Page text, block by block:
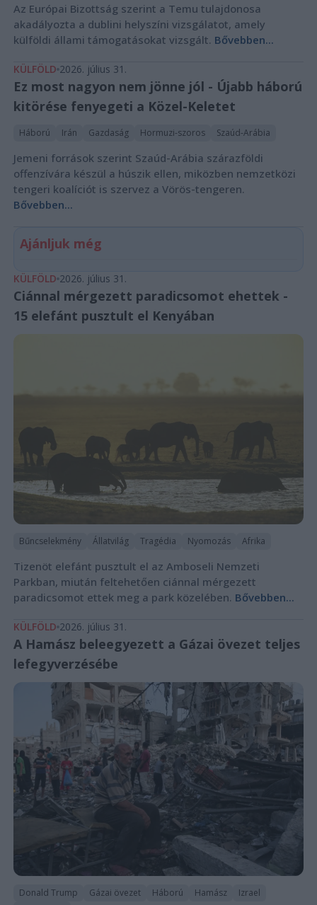
Az Európai Bizottság szerint a Temu tulajdonosa
akadályozta a dublini helyszíni vizsgálatot, amely
külföldi állami támogatásokat vizsgált. Bővebben...
KÜLFÖLD 2026. július 31.
Ez most nagyon nem jönne jól - Újabb háború
kitörése fenyegeti a Közel-Keletet
Háború Irán Gazdaság Hormuzi-szoros Szaúd-Arábia
Jemeni források szerint Szaúd-Arábia szárazföldi
offenzívára készül a húszik ellen, miközben nemzetközi
tengeri koalíciót is szervez a Vörös-tengeren.
Bővebben...
Ajánljuk még
KÜLFÖLD 2026. július 31.
Ciánnal mérgezett paradicsomot ehettek -
15 elefánt pusztult el Kenyában
Bűncselekmény Állatvilág Tragédia Nyomozás Afrika
Tizenöt elefánt pusztult el az Amboseli Nemzeti
Parkban, miután feltehetően ciánnal mérgezett
paradicsomot ettek meg a park közelében. Bővebben...
KÜLFÖLD 2026. július 31.
A Hamász beleegyezett a Gázai övezet teljes
lefegyverzésébe
Donald Trump Gázai övezet Háború Hamász
Izrael